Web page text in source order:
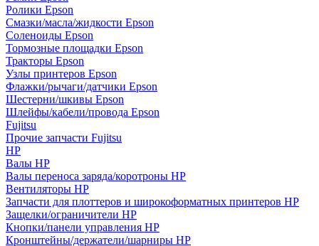
Ролики Epson
Смазки/масла/жидкости Epson
Соленоиды Epson
Тормозные площадки Epson
Тракторы Epson
Узлы принтеров Epson
Флажки/рычаги/датчики Epson
Шестерни/шкивы Epson
Шлейфы/кабели/провода Epson
Fujitsu
Прочие запчасти Fujitsu
HP
Валы HP
Валы переноса заряда/коротроны HP
Вентиляторы HP
Запчасти для плоттеров и широкоформатных принтеров HP
Защелки/ограничители HP
Кнопки/панели управления HP
Кронштейны/держатели/шарниры HP